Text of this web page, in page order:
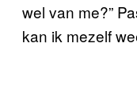
wel van me?”
kan ik mezelf